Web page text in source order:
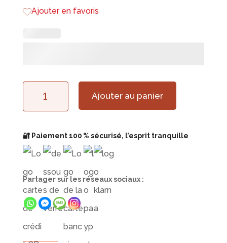
Ajouter en favoris
de
de
Cœur
Ajouter au panier
🔐 Paiement 100 % sécurisé, l’esprit tranquille
Partager sur les réseaux sociaux :